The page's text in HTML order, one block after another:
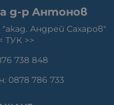
д-р Антонов
Андрей Сахаров"
ТУК >>
738 848
0878 786 733